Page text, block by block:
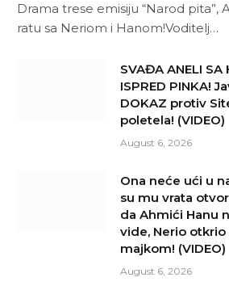
Drama trese emisiju “Narod pita”,
ratu sa Neriom i Hanom!Voditelj…
SVAĐA ANELI SA
ISPRED PINKA!
DOKAZ protiv
poletela! (VIDEO)
August 6, 2026
Ona neće ući u
su mu vrata
da Ahmići Hanu
vide, Nerio otkrio
majkom! (VIDEO)
August 6, 2026